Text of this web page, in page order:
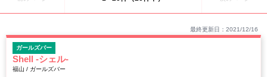
最終更新日：2021/12/16
ガールズバー
Shell -シェル-
福山 / ガールズバー